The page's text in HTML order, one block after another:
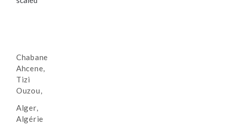
Chabane
Ahcene,
Tizi
Ouzou,
Alger,
Algérie